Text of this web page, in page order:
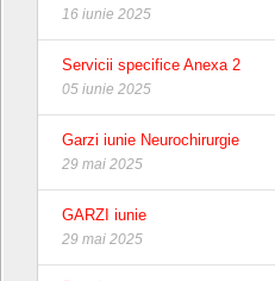
16 iunie 2025
Servicii specifice Anexa 2
05 iunie 2025
Garzi iunie Neurochirurgie
29 mai 2025
GARZI iunie
29 mai 2025